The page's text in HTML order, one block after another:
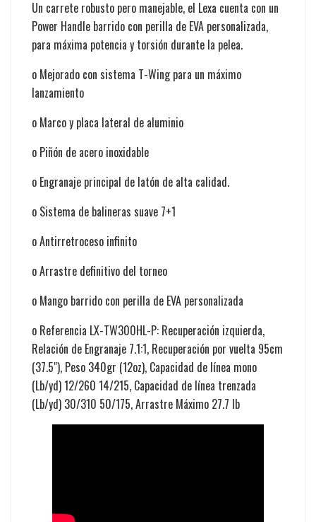
Un carrete robusto pero manejable, el Lexa cuenta con un
Power Handle barrido con perilla de EVA personalizada,
para máxima potencia y torsión durante la pelea.
o Mejorado con sistema T-Wing para un máximo
lanzamiento
o Marco y placa lateral de aluminio
o Piñón de acero inoxidable
o Engranaje principal de latón de alta calidad.
o Sistema de balineras suave 7+1
oAntirretroceso infinito
oArrastre definitivo del torneo
o Mango barrido con perilla de EVA personalizada
o Referencia LX-TW300HL-P: Recuperación izquierda,
Relación de Engranaje 7.1:1, Recuperación por vuelta 95cm
(37.5"), Peso 340gr (12oz), Capacidad de línea mono
(Lb/yd) 12/260 14/215, Capacidad de línea trenzada
(Lb/yd) 30/310 50/175, Arrastre Máximo 27.7 lb